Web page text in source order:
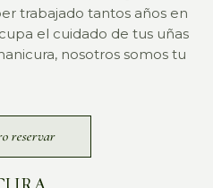
trabajado tantos años en
el cuidado de tus uñas
nosotros somos tu
reservar